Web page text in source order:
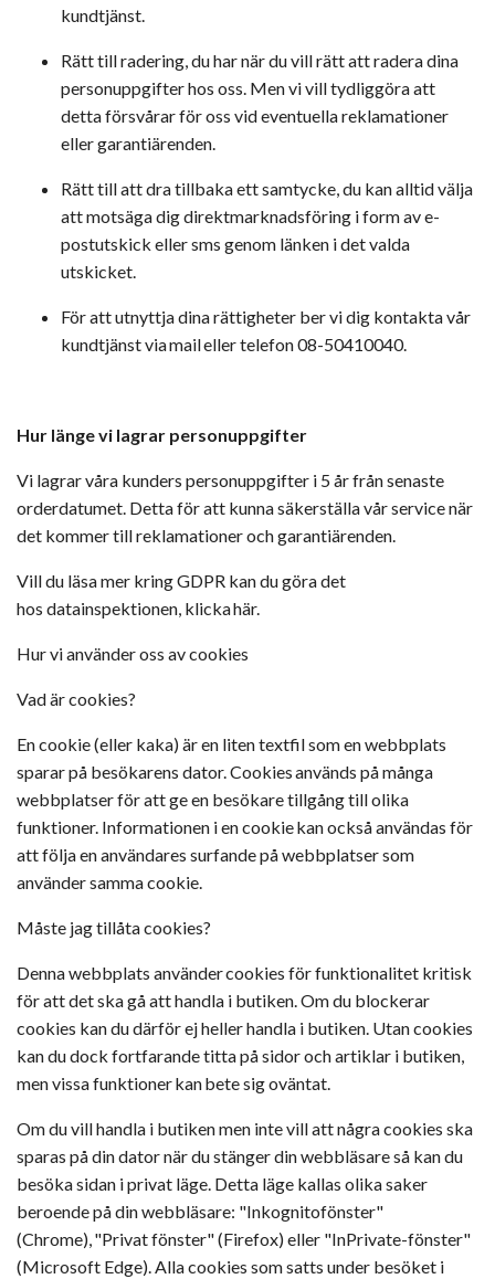
kundtjänst.
Rätt till radering, du har när du vill rätt att radera dina
personuppgifter hos oss. Men vi vill tydliggöra att
detta försvårar för oss vid eventuella reklamationer
eller garantiärenden.
Rätt till att dra tillbaka ett samtycke, du kan alltid välja
att motsäga dig direktmarknadsföring i form av e-
postutskick eller sms genom länken i det valda
utskicket.
För att utnyttja dina rättigheter ber vi dig kontakta vår
kundtjänst viamaileller telefon 08-50410040.
Hur länge vi lagrar personuppgifter
Vi lagrar våra kunders personuppgifter i 5 år från senaste
orderdatumet. Detta för att kunna säkerställa vår service när
det kommer till reklamationer och garantiärenden.
Vill du läsa mer kring GDPR kan du göra det
hos datainspektionen, klickahär.
Hur vi använder oss av cookies
Vad är cookies?
En cookie (eller kaka) är en liten textfil som en webbplats
sparar på besökarens dator. Cookies används på många
webbplatser för att ge en besökare tillgång till olika
funktioner. Informationen i en cookie kan också användas för
att följa en användares surfande på webbplatser som
använder samma cookie.
Måste jag tillåta cookies?
Denna webbplats använder cookies för funktionalitet kritisk
för att det ska gå att handla i butiken. Om du blockerar
cookies kan du därför ej heller handla i butiken. Utan cookies
kan du dock fortfarande titta på sidor och artiklar i butiken,
men vissa funktionerkanbete sig oväntat.
Om du vill handla i butiken men inte vill att några cookies ska
sparas på din dator när du stänger din webbläsare så kan du
besöka sidan i privat läge. Detta läge kallas olika saker
beroende på din webbläsare: "Inkognitofönster"
(Chrome), "Privat fönster" (Firefox) eller "InPrivate-fönster"
(Microsoft Edge). Alla cookies som satts under besöket i